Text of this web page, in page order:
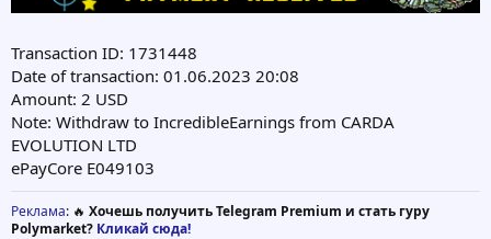
Transaction ID: 1731448
Date of transaction: 01.06.2023 20:08
Amount: 2 USD
Note: Withdraw to IncredibleEarnings from CARDA
EVOLUTION LTD
ePayCore E049103
Реклама: 🔥 Хочешь получить Telegram Premium и стать гуру
Polymarket? Кликай сюда!